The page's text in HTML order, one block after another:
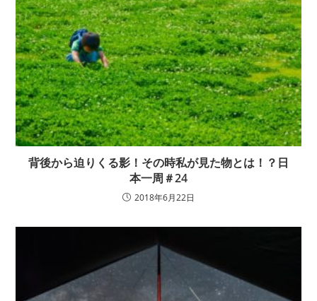
背後から迫りくる影！その時私が見た物とは！？日
本一周＃24
2018年6月22日